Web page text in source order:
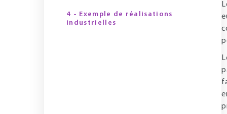
4 - Exemple de réalisations
industrielles